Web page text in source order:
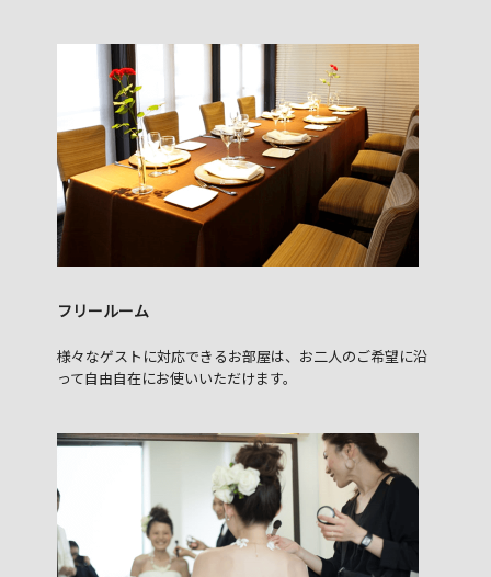
フリールーム
様々なゲストに対応できるお部屋は、お二人のご希望に沿
って自由自在にお使いいただけます。